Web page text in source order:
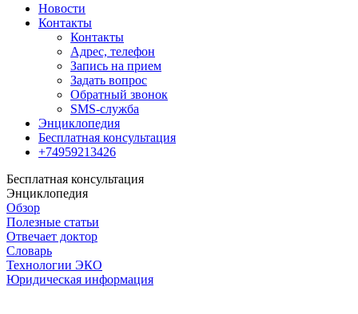
Новости
Контакты
Контакты
Адрес, телефон
Запись на прием
Задать вопрос
Обратный звонок
SMS-служба
Энциклопедия
Бесплатная консультация
+74959213426
Бесплатная консультация
Энциклопедия
Обзор
Полезные статьи
Отвечает доктор
Словарь
Технологии ЭКО
Юридическая информация